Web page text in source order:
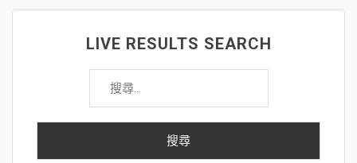
玩
LIVE RESULTS SEARCH
搜
關